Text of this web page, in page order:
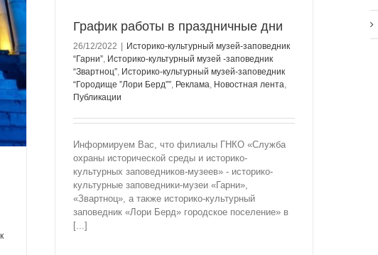
График работы в праздничные дни
26/12/2022
Историко-культурный музей-заповедник
“Гарни”, Историко-культурный музей -заповедник
“Звартноц”, Историко-культурный музей-заповедник
“Городище ”Лори Берд””, Реклама, Новостная лента,
Публикации
Информируем Вас, что филиалы ГНКО «Служба
охраны исторической среды и историко-
культурных заповедников-музеев» - историко-
культурные заповедники-музеи «Гарни»,
«Звартноц», а также историко-культурный
заповедник «Лори Берд» городское поселение» в
[...]